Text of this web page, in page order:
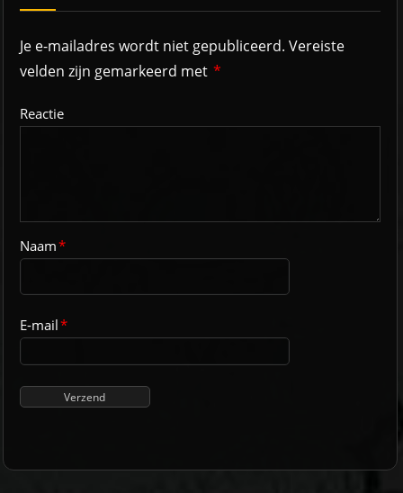
Je e-mailadres wordt niet gepubliceerd. Vereiste
velden zijn gemarkeerd met *
Reactie
Naam*
E-mail*